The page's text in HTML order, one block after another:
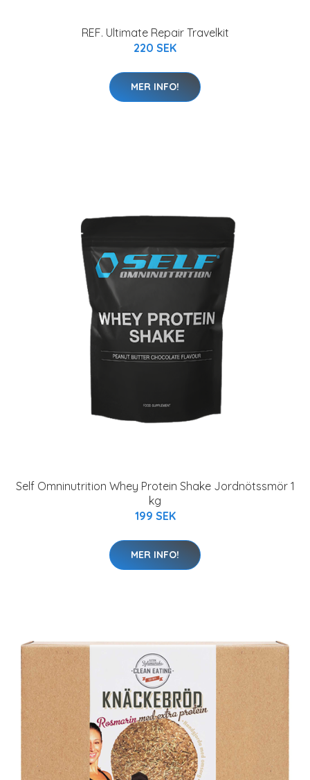
REF. Ultimate Repair Travelkit
220 SEK
MER INFO!
Self Omninutrition Whey Protein Shake Jordnötssmör 1
kg
199 SEK
MER INFO!